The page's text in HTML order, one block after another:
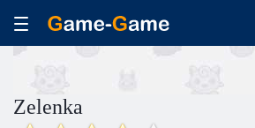
Zelenka